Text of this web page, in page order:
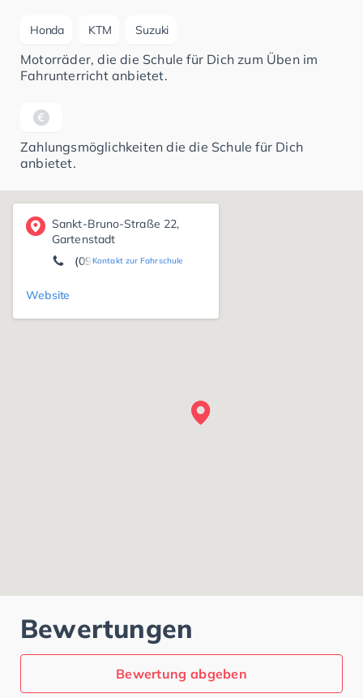
Honda KTM Suzuki
Motorräder, die die Schule für Dich zum Üben im
Fahrunterricht anbietet.
Zahlungsmöglichkeiten die die Schule für Dich
anbietet.
Sankt-Bruno-Straße 22,
Gartenstadt
Kontakt zur Fahrschule
(09771) 99 58 58
Website
Bewertungen
Bewertung abgeben